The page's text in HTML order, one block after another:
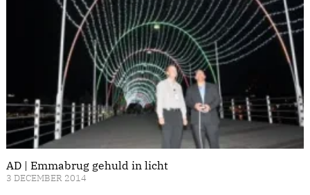
AD | Emmabrug gehuld in licht
3 DECEMBER 2014